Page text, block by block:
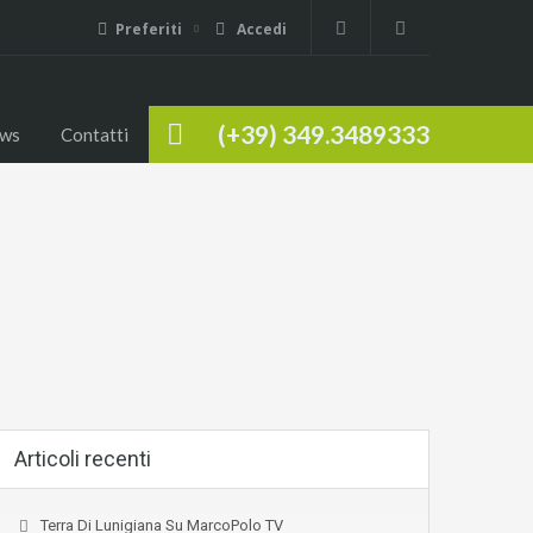
Preferiti Accedi
(+39) 349.3489333
Contatti
Articoli recenti
Terra Di Lunigiana Su MarcoPolo TV